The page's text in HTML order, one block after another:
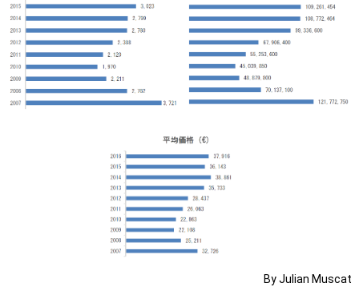
By Julian Muscat